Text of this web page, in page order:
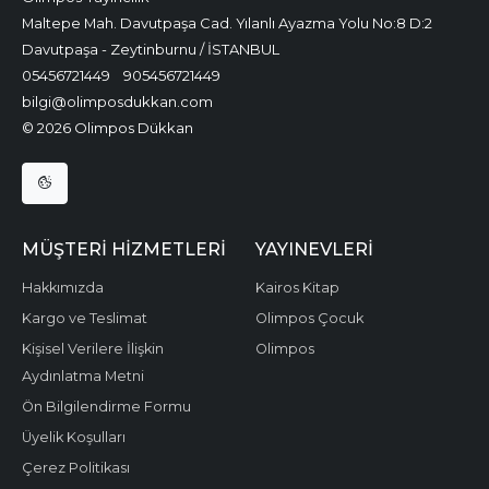
Maltepe Mah. Davutpaşa Cad. Yılanlı Ayazma Yolu No:8 D:2
Davutpaşa - Zeytinburnu / İSTANBUL
05456721449
905456721449
bilgi@olimposdukkan.com
© 2026 Olimpos Dükkan
MÜŞTERI HIZMETLERI
Hakkımızda
Kargo ve Teslimat
Kişisel Verilere İlişkin
Aydınlatma Metni
Ön Bilgilendirme Formu
Üyelik Koşulları
Çerez Politikası
YAYINEVLERI
Kairos Kitap
Olimpos Çocuk
Olimpos